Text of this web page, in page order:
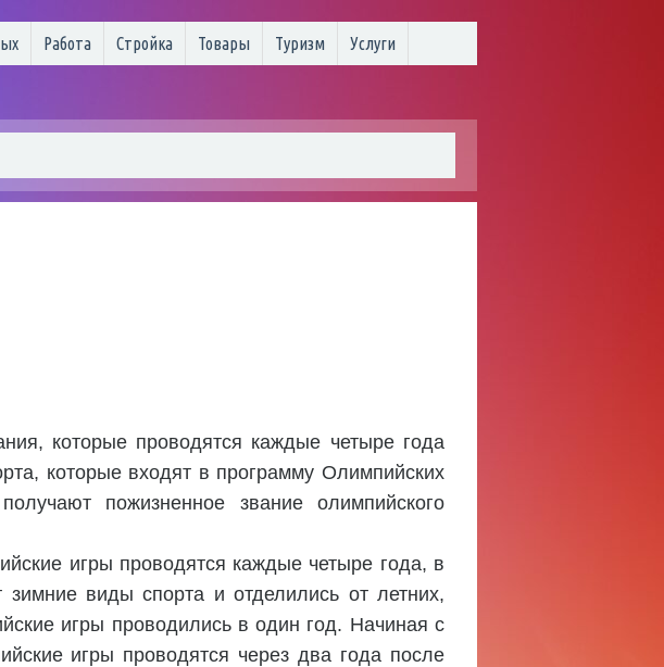
Работа Стройка Товары Туризм Услуги
которые проводятся каждые четыре года
которые входят в программу Олимпийских
пожизненное звание олимпийского
игры проводятся каждые четыре года, в
виды спорта и отделились от летних,
игры проводились в один год. Начиная с
игры проводятся через два года после